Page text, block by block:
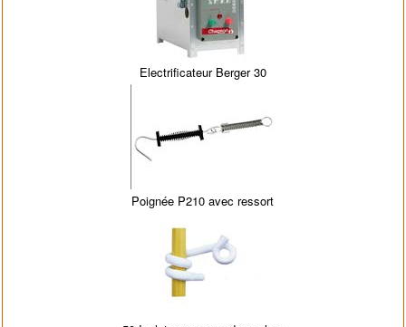
Electrificateur Berger 30
Poignée P210 avec ressort